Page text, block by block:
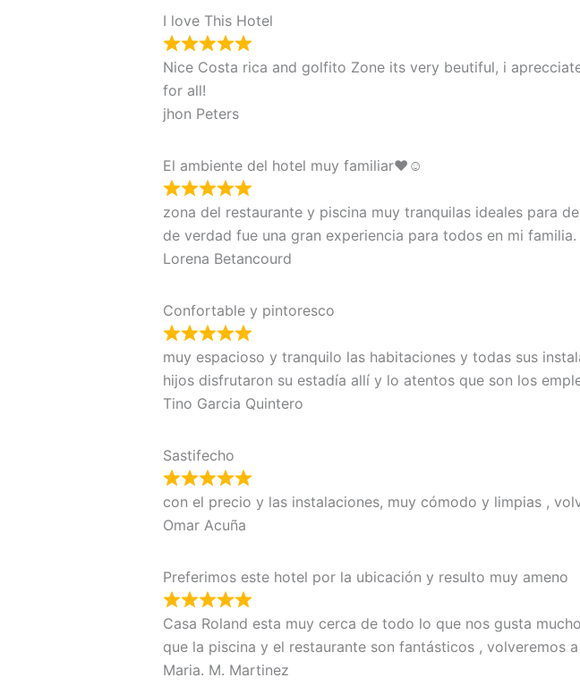
I love This Hotel
Nice Costa rica and golfito Zone its very beutiful, i
for all!
jhon Peters
El ambiente del hotel muy familiar♥☺
zona del restaurante y piscina muy tranquilas ideales para
de verdad fue una gran experiencia para todos en mi familia.
Lorena Betancourd
Confortable y pintoresco
muy espacioso y tranquilo las habitaciones y todas sus
hijos disfrutaron su estadía allí y lo atentos que son los
Tino Garcia Quintero
Sastifecho
con el precio y las instalaciones, muy cómodo y limpias ,
Omar Acuña
Preferimos este hotel por la ubicación y resulto muy ameno
Casa Roland esta muy cerca de todo lo que nos gusta
que la piscina y el restaurante son fantásticos , volveremos
Maria. M. Martinez